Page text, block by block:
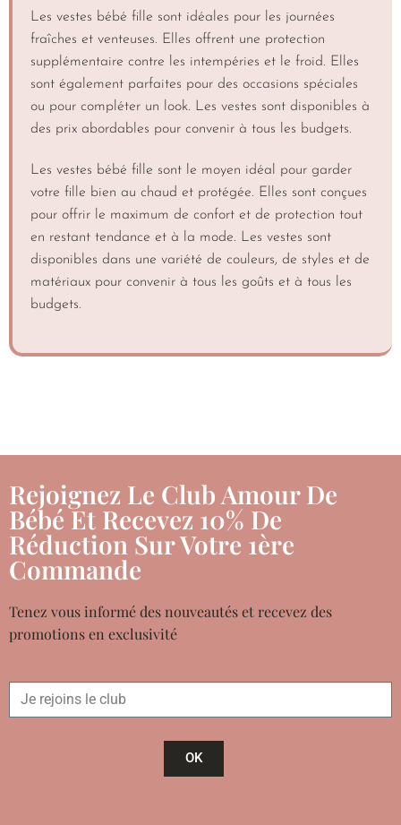
Les vestes bébé fille sont idéales pour les journées
fraîches et venteuses. Elles offrent une protection
supplémentaire contre les intempéries et le froid. Elles
sont également parfaites pour des occasions spéciales
ou pour compléter un look. Les vestes sont disponibles à
des prix abordables pour convenir à tous les budgets.
Les vestes bébé fille sont le moyen idéal pour garder
votre fille bien au chaud et protégée. Elles sont conçues
pour offrir le maximum de confort et de protection tout
en restant tendance et à la mode. Les vestes sont
disponibles dans une variété de couleurs, de styles et de
matériaux pour convenir à tous les goûts et à tous les
budgets.
Rejoignez Le Club Amour De
Bébé Et Recevez 10% De
Réduction Sur Votre 1ère
Commande
Tenez vous informé des nouveautés et recevez des
promotions en exclusivité
OK